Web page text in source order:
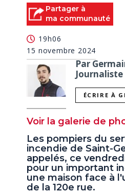
Partager à
ma communauté
19h06
15 novembre 2024
Par
Journaliste
ÉCRIRE À
Voir la galerie de
Les pompiers du
incendie de Saint-
appelés, ce
pour un important
une maison face à
de la 120e rue.